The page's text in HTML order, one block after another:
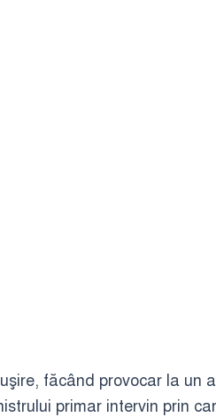
făcând provocar la un
primar intervin prin